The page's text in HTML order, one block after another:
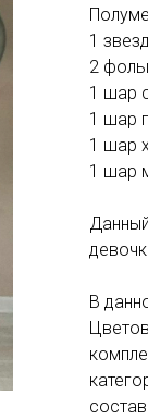
1
2
1 шар
1 шар
1 шар
1 шар
В